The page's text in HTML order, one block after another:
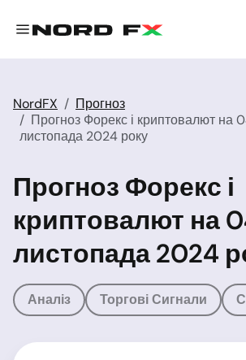
NordFX
Прогноз
Прогноз Форекс і криптовалют на
листопада 2024 року
Прогноз Форекс і
криптовалют на
листопада 2024
Аналіз Торгові Сигнали